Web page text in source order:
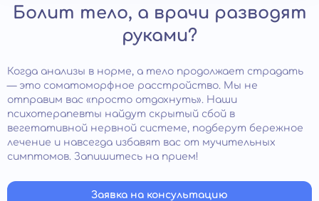
Болит тело, а врачи разводят
руками?
Когда анализы в норме, а тело продолжает страдать
— это соматоморфное расстройство. Мы не
отправим вас «просто отдохнуть». Наши
психотерапевты найдут скрытый сбой в
вегетативной нервной системе, подберут бережное
лечение и навсегда избавят вас от мучительных
симптомов. Запишитесь на прием!
Заявка на консультацию